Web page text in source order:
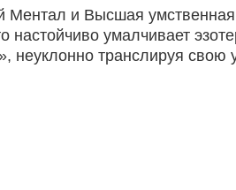
Ментал и Высшая умственная
настойчиво умалчивает
неуклонно транслируя